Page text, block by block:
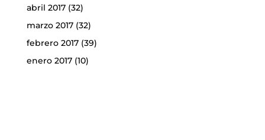
abril 2017(32)
marzo 2017(32)
febrero 2017(39)
enero 2017(10)